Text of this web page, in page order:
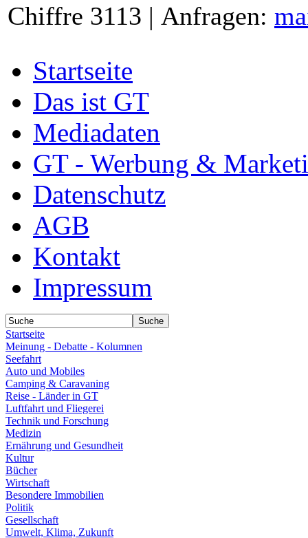
Chiffre 3113 | Anfragen:
Startseite
Das ist GT
Mediadaten
GT - Werbung &
Datenschutz
AGB
Kontakt
Impressum
Startseite
Meinung - Debatte - Kolumnen
Seefahrt
Auto und Mobiles
Camping & Caravaning
Reise - Länder in GT
Luftfahrt und Fliegerei
Technik und Forschung
Medizin
Ernährung und Gesundheit
Kultur
Bücher
Wirtschaft
Besondere Immobilien
Politik
Gesellschaft
Umwelt, Klima, Zukunft